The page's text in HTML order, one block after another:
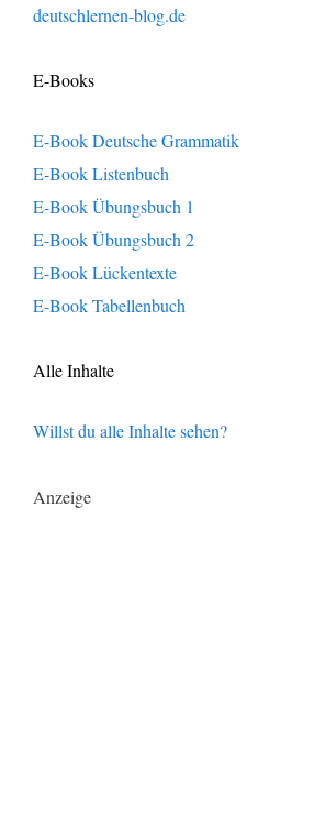
deutschlernen-blog.de
E-Books
E-Book Deutsche Grammatik
E-Book Listenbuch
E-Book Übungsbuch 1
E-Book Übungsbuch 2
E-Book Lückentexte
E-Book Tabellenbuch
Alle Inhalte
Willst du alle Inhalte sehen?
Anzeige